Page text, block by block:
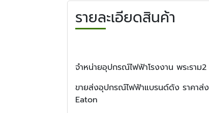
รายละเอียดสินค้า
จำหน่ายอุปกรณ์ไฟฟ้าโรงงาน พระราม
ขายส่งอุปกรณ์ไฟฟ้าแบรนด์ดัง ราคาส่
Eaton